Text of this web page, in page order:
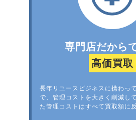
専門店だから
高価買取
長年リユースビジネスに携わっ
で、管理コストを大きく削減し
た管理コストはすべて買取額に